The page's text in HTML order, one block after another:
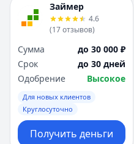
Займер
4.6
(17отзывов)
Сумма
до 30 000 ₽
Срок
до 30 дней
Одобрение
Высокое
Для новых клиентов
Круглосуточно
Получить деньги